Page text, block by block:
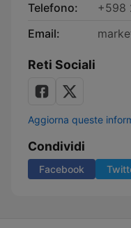
Telefono:
+598
Email:
Reti Sociali
Aggiorna queste
Condividi
Facebook